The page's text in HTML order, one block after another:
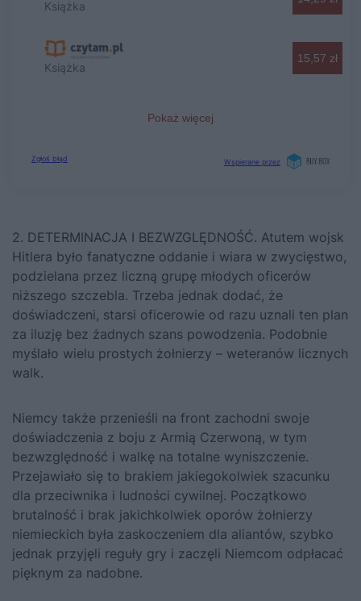
2. DETERMINACJA I BEZWZGLĘDNOŚĆ. Atutem wojsk
Hitlera było fanatyczne oddanie i wiara w zwycięstwo,
podzielana przez liczną grupę młodych oficerów
niższego szczebla. Trzeba jednak dodać, że
doświadczeni, starsi oficerowie od razu uznali ten plan
za iluzję bez żadnych szans powodzenia. Podobnie
myślało wielu prostych żołnierzy – weteranów licznych
walk.
Niemcy także przenieśli na front zachodni swoje
doświadczenia z boju z Armią Czerwoną, w tym
bezwzględność i walkę na totalne wyniszczenie.
Przejawiało się to brakiem jakiegokolwiek szacunku
dla przeciwnika i ludności cywilnej. Początkowo
brutalność i brak jakichkolwiek oporów żołnierzy
niemieckich była zaskoczeniem dla aliantów, szybko
jednak przyjęli reguły gry i zaczęli Niemcom odpłacać
pięknym za nadobne.